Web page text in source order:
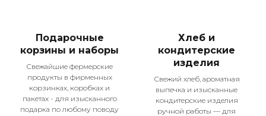
Подарочные
корзины и наборы
Свежайшие фермерские
продукты в фирменных
корзинках, коробках и
пакетах - для изысканного
подарка по любому поводу
Хлеб и
кондитерские
изделия
Свежий хлеб, ароматная
выпечка и изысканные
кондитерские изделия
ручной работы — для
О компании
Покупателям
Рецепты
Контакты
Каталог